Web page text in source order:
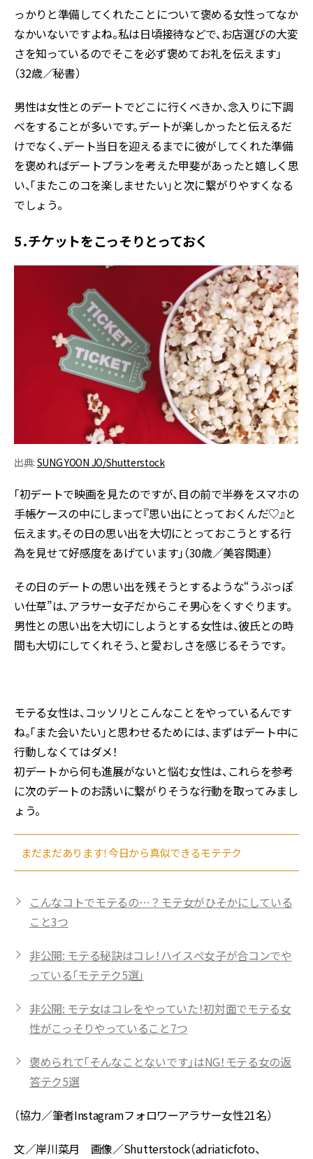
っかりと準備してくれたことについて褒める女性ってなか
なかいないですよね。私は日頃接待などで、お店選びの大変
さを知っているのでそこを必ず褒めてお礼を伝えます」
（32歳／秘書）
男性は女性とのデートでどこに行くべきか、念入りに下調
べをすることが多いです。デートが楽しかったと伝えるだ
けでなく、デート当日を迎えるまでに彼がしてくれた準備
を褒めればデートプランを考えた甲斐があったと嬉しく思
い、「またこのコを楽しませたい」と次に繋がりやすくなる
でしょう。
5．チケットをこっそりとっておく
出典: SUNG YOON JO/Shutterstock
「初デートで映画を見たのですが、目の前で半券をスマホの
手帳ケースの中にしまって『思い出にとっておくんだ♡』と
伝えます。その日の思い出を大切にとっておこうとする行
為を見せて好感度をあげています」（30歳／美容関連）
その日のデートの思い出を残そうとするような“うぶっぽ
い仕草”は、アラサー女子だからこそ男心をくすぐります。
男性との思い出を大切にしようとする女性は、彼氏との時
間も大切にしてくれそう、と愛おしさを感じるそうです。
モテる女性は、コッソリとこんなことをやっているんです
ね。「また会いたい」と思わせるためには、まずはデート中に
行動しなくてはダメ！
初デートから何も進展がないと悩む女性は、これらを参考
に次のデートのお誘いに繋がりそうな行動を取ってみまし
ょう。
まだまだあります！今日から真似できるモテテク
こんなコトでモテるの…？モテ女がひそかにしている
こと3つ
非公開: モテる秘訣はコレ！ハイスぺ女子が合コンでや
っている「モテテク5選」
非公開: モテ女はコレをやっていた！初対面でモテる女
性がこっそりやっていること7つ
褒められて「そんなことないです」はNG！モテる女の返
答テク5選
（協力／筆者Instagramフォロワーアラサー女性21名）
文／岸川菜月 画像／Shutterstock（adriaticfoto、